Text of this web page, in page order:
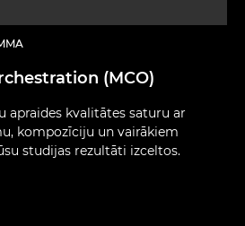
(MCO)
apraides kvalitātes saturu ar
kompozīciju un vairākiem
studijas rezultāti izceltos.